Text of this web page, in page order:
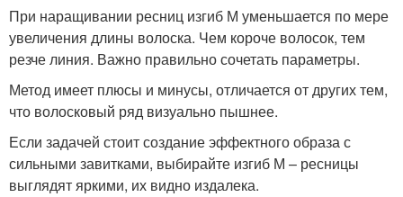
При наращивании ресниц изгиб М уменьшается по мере
увеличения длины волоска. Чем короче волосок, тем
резче линия. Важно правильно сочетать параметры.
Метод имеет плюсы и минусы, отличается от других тем,
что волосковый ряд визуально пышнее.
Если задачей стоит создание эффектного образа с
сильными завитками, выбирайте изгиб М – ресницы
выглядят яркими, их видно издалека.